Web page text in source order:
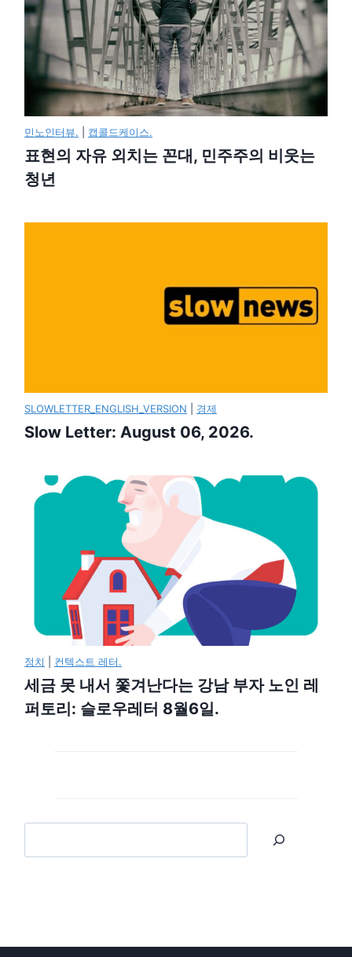
민노인터뷰. 캡콜드케이스.
표현의 자유 외치는 꼰대, 민주주의 비웃는
청년
SLOWLETTER_ENGLISH_VERSION 경제
Slow Letter: August 06, 2026.
정치 컨텍스트 레터.
세금 못 내서 쫓겨난다는 강남 부자 노인 레
퍼토리: 슬로우레터 8월6일.